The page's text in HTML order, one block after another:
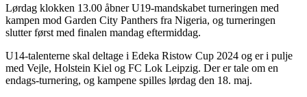
Lørdag klokken 13.00 åbner U19-mandskabet turneringen med
kampen mod Garden City Panthers fra Nigeria, og turneringen
slutter først med finalen mandag eftermiddag.
U14-talenterne skal deltage i Edeka Ristow Cup 2024 og er i pulje
med Vejle, Holstein Kiel og FC Lok Leipzig. Der er tale om en
endags-turnering, og kampene spilles lørdag den 18. maj.